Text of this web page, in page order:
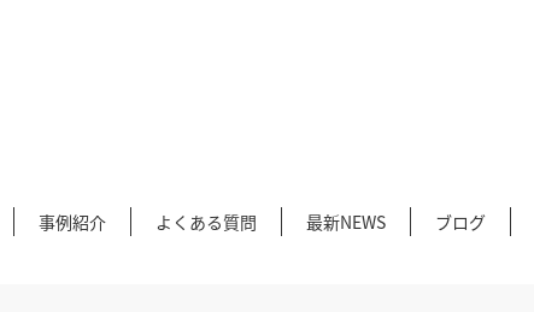
事例紹介 よくある質問 最新NEWS ブログ